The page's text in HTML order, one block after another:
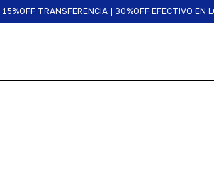
TRANSFERENCIA | 30%OFF EFECTIVO EN